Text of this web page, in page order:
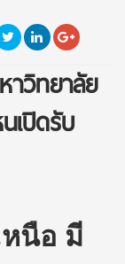
าวิทยาลัย
เปิดรับ
นือ มี